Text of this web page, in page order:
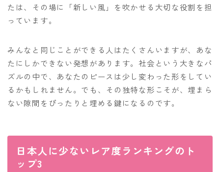
たは、その場に「新しい風」を吹かせる大切な役割を担
っています。
みんなと同じことができる人はたくさんいますが、あな
たにしかできない発想があります。社会という大きなパ
ズルの中で、あなたのピースは少し変わった形をしてい
るかもしれません。でも、その独特な形こそが、埋まら
ない隙間をぴったりと埋める鍵になるのです。
日本人に少ないレア度ランキングのト
ップ3